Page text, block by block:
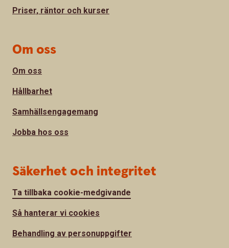
Priser, räntor och kurser
Om oss
Om oss
Hållbarhet
Samhällsengagemang
Jobba hos oss
Säkerhet och integritet
Ta tillbaka cookie-medgivande
Så hanterar vi cookies
Behandling av personuppgifter